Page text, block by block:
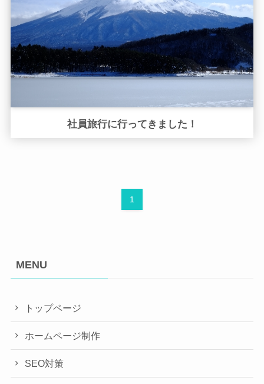
社員旅行に行ってきました！
1
MENU
トップページ
ホームページ制作
SEO対策